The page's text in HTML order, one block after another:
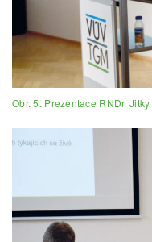
Obr. 5. Prezentace RNDr.